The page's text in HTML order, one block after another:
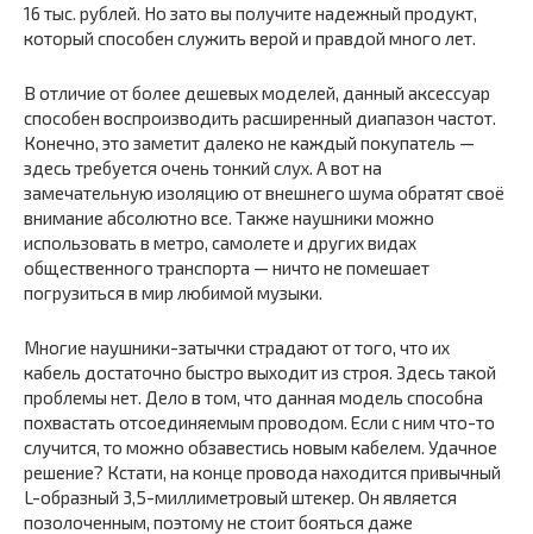
16 тыс. рублей. Но зато вы получите надежный продукт,
который способен служить верой и правдой много лет.
В отличие от более дешевых моделей, данный аксессуар
способен воспроизводить расширенный диапазон частот.
Конечно, это заметит далеко не каждый покупатель —
здесь требуется очень тонкий слух. А вот на
замечательную изоляцию от внешнего шума обратят своё
внимание абсолютно все. Также наушники можно
использовать в метро, самолете и других видах
общественного транспорта — ничто не помешает
погрузиться в мир любимой музыки.
Многие наушники-затычки страдают от того, что их
кабель достаточно быстро выходит из строя. Здесь такой
проблемы нет. Дело в том, что данная модель способна
похвастать отсоединяемым проводом. Если с ним что-то
случится, то можно обзавестись новым кабелем. Удачное
решение? Кстати, на конце провода находится привычный
L-образный 3,5-миллиметровый штекер. Он является
позолоченным, поэтому не стоит бояться даже